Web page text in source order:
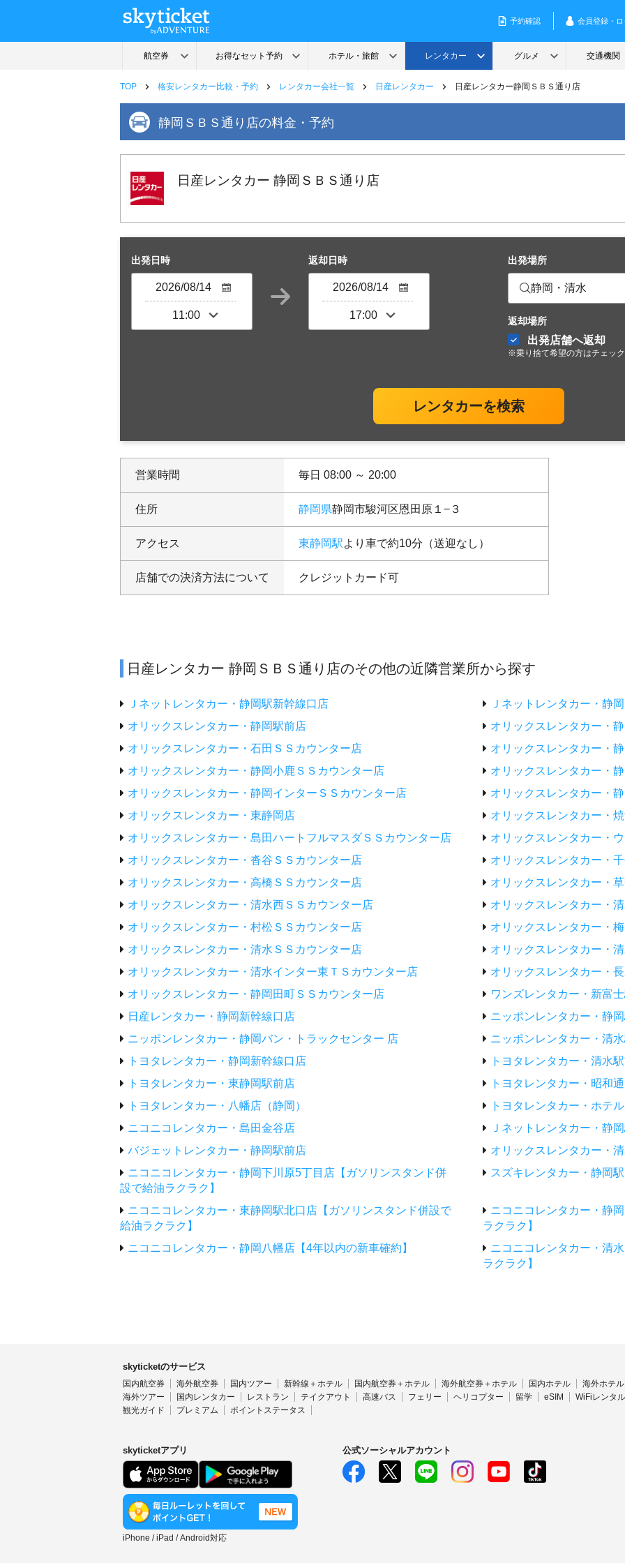
TOP 格安レンタカー比較・予約 レンタカー会社一覧 日産レンタカー 日産レンタカー静岡ＳＢＳ通り店
静岡ＳＢＳ通り店の料金・予約
日産レンタカー 静岡ＳＢＳ通り店
出発日時 返却日時 出発場所
静岡・清水
返却場所
出発店舗へ返却
※乗り捨て希望の方はチェッ
レンタカーを検索
営業時間 毎日 08:00 ～ 20:00
住所 静岡県静岡市駿河区恩田原１−３
アクセス 東静岡駅より車で約10分（送迎なし）
店舗での決済方法について クレジットカード可
日産レンタカー 静岡ＳＢＳ通り店のその他の近隣営業所から探す
Ｊネットレンタカー・静岡駅新幹線口店
Ｊネットレンタカー・静
オリックスレンタカー・静岡駅前店
オリックスレンタカー・
オリックスレンタカー・石田ＳＳカウンター店
オリックスレンタカー・
オリックスレンタカー・静岡小鹿ＳＳカウンター店
オリックスレンタカー・
オリックスレンタカー・静岡インターＳＳカウンター店
オリックスレンタカー・
オリックスレンタカー・東静岡店
オリックスレンタカー・
オリックスレンタカー・島田ハートフルマスダＳＳカウンター店
オリックスレンタカー・
オリックスレンタカー・沓谷ＳＳカウンター店
オリックスレンタカー・
オリックスレンタカー・高橋ＳＳカウンター店
オリックスレンタカー・
オリックスレンタカー・清水西ＳＳカウンター店
オリックスレンタカー・
オリックスレンタカー・村松ＳＳカウンター店
オリックスレンタカー・
オリックスレンタカー・清水ＳＳカウンター店
オリックスレンタカー・
オリックスレンタカー・清水インター東ＴＳカウンター店
オリックスレンタカー・
オリックスレンタカー・静岡田町ＳＳカウンター店
ワンズレンタカー・新富
日産レンタカー・静岡新幹線口店
ニッポンレンタカー・静
ニッポンレンタカー・静岡バン・トラックセンター 店
ニッポンレンタカー・清
トヨタレンタカー・静岡新幹線口店
トヨタレンタカー・清水
トヨタレンタカー・東静岡駅前店
トヨタレンタカー・昭和
トヨタレンタカー・八幡店（静岡）
トヨタレンタカー・ホテ
ニコニコレンタカー・島田金谷店
Ｊネットレンタカー・静
バジェットレンタカー・静岡駅前店
オリックスレンタカー・
ニコニコレンタカー・静岡下川原5丁目店【ガソリンスタンド併
設で給油ラクラク】
スズキレンタカー・静岡
ニコニコレンタカー・東静岡駅北口店【ガソリンスタンド併設で
給油ラクラク】
ニコニコレンタカー・静
ラクラク】
ニコニコレンタカー・静岡八幡店【4年以内の新車確約】
ニコニコレンタカー・清
ラクラク】